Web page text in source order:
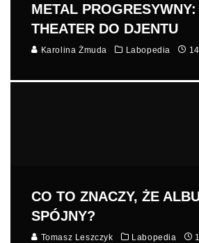
METAL
THEATER DO DJENTU
Karolina Żmuda Labopedia
CO TO ZNACZY, ŻE
SPÓJNY?
Tomasz Leszczyk Labopedia